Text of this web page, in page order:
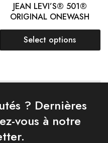
JEAN LEVI’S® 501®
ORIGINAL ONEWASH
Select options
? Dernières
vous à notre